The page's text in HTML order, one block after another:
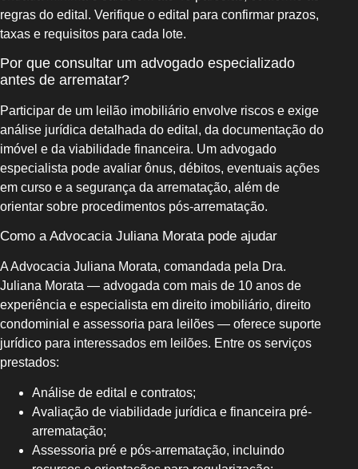
regras do edital. Verifique o edital para confirmar prazos,
taxas e requisitos para cada lote.
Por que consultar um advogado especializado
antes de arrematar?
Participar de um leilão imobiliário envolve riscos e exige
análise jurídica detalhada do edital, da documentação do
imóvel e da viabilidade financeira. Um advogado
especialista pode avaliar ônus, débitos, eventuais ações
em curso e a segurança da arrematação, além de
orientar sobre procedimentos pós-arrematação.
Como a Advocacia Juliana Morata pode ajudar
A Advocacia Juliana Morata, comandada pela Dra.
Juliana Morata — advogada com mais de 10 anos de
experiência e especialista em direito imobiliário, direito
condominial e assessoria para leilões — oferece suporte
jurídico para interessados em leilões. Entre os serviços
prestados:
Análise de edital e contratos;
Avaliação de viabilidade jurídica e financeira pré-
arrematação;
Assessoria pré e pós-arrematação, incluindo